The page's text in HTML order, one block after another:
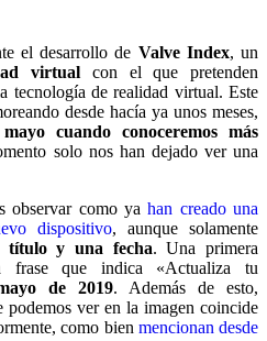
el desarrollo de Valve Index, un
virtual con el que pretenden
tecnología de realidad virtual. Este
desde hacía ya unos meses,
cuando conoceremos más
solo nos han dejado ver una
observar como yahan creado una
dispositivo, aunque solamente
título y una fecha. Una primera
frase que indica «Actualiza tu
de 2019. Además de esto,
podemos ver en la imagen coincide
como bien mencionan desde